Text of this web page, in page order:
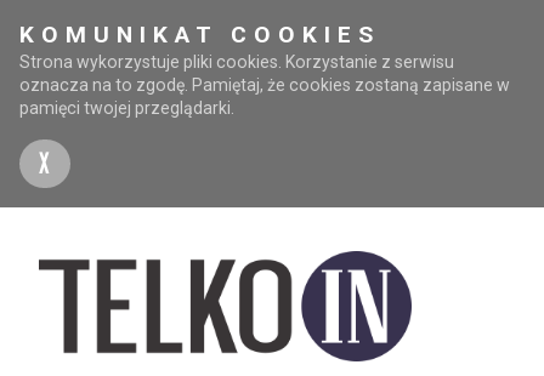
KOMUNIKAT COOKIES
Strona wykorzystuje pliki cookies. Korzystanie z serwisu
oznacza na to zgodę. Pamiętaj, że cookies zostaną zapisane w
pamięci twojej przeglądarki.
X